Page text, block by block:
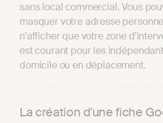
sans local commercial. Vous
masquer votre adresse
n'afficher que votre zone
est courant pour les
domicile ou en déplacement.
La création d'une fiche